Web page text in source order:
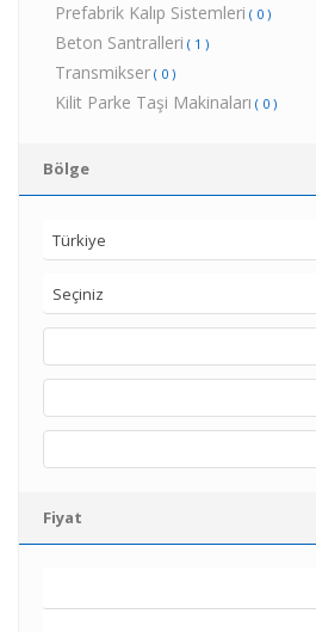
Prefabrik Kalıp Sistemleri ( 0 )
Beton Santralleri ( 1 )
Transmikser ( 0 )
Kilit Parke Taşi Makinaları ( 0 )
Bölge
Türkiye
Seçiniz
Fiyat